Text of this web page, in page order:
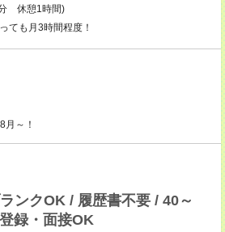
休憩1時間)
ても月3時間程度！
～！
ンクOK / 履歴書不要 / 40～
録・面接OK